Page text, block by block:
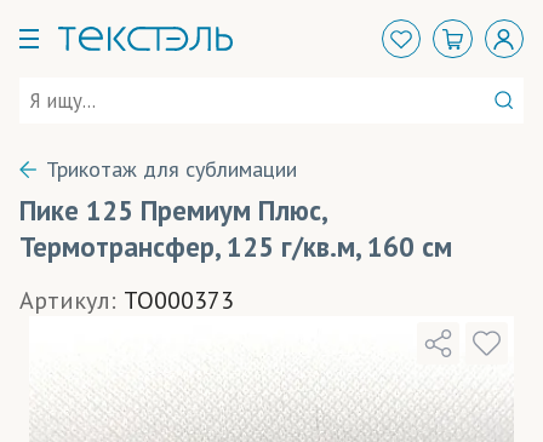
Трикотаж для сублимации
Пике 125 Премиум Плюс,
Термотрансфер, 125 г/кв.м, 160 см
Артикул: TO000373